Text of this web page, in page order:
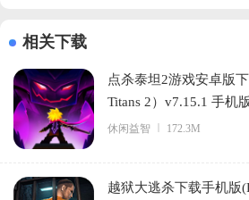
相关下载
点杀泰坦2游戏安卓版
Titans 2）v7.15.1 手机版
休闲益智 172.3M
越狱大逃杀下载手机版